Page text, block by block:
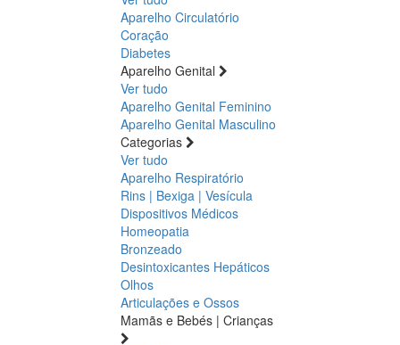
Aparelho Circulatório
Coração
Diabetes
Aparelho Genital
Ver tudo
Aparelho Genital Feminino
Aparelho Genital Masculino
Categorias
Ver tudo
Aparelho Respiratório
Rins | Bexiga | Vesícula
Dispositivos Médicos
Homeopatia
Bronzeado
Desintoxicantes Hepáticos
Olhos
Articulações e Ossos
Mamãs e Bebés | Crianças